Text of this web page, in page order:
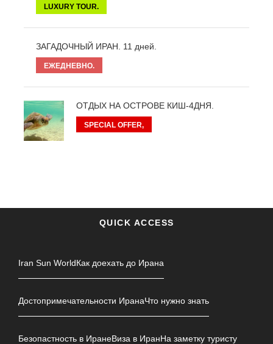
LUXURY TOUR.
ЗАГАДОЧНЫЙ ИРАН. 11 дней.
ЕЖЕДНЕВНО.
ОТДЫХ НА ОСТРОВЕ КИШ-4ДНЯ.
SPECIAL OFFER,
QUICK ACCESS
Iran Sun WorldКак доехать до Ирана
Достопримечательности ИранаЧто нужно знать
Безопастность в ИранеВиза в ИранНа заметку туристу